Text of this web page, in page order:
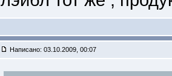
Написано: 03.10.2009, 00:07